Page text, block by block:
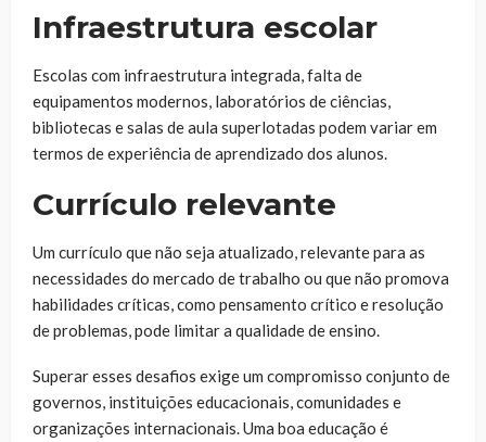
Infraestrutura escolar
Escolas com infraestrutura integrada, falta de
equipamentos modernos, laboratórios de ciências,
bibliotecas e salas de aula superlotadas podem variar em
termos de experiência de aprendizado dos alunos.
Currículo relevante
Um currículo que não seja atualizado, relevante para as
necessidades do mercado de trabalho ou que não promova
habilidades críticas, como pensamento crítico e resolução
de problemas, pode limitar a qualidade de ensino.
Superar esses desafios exige um compromisso conjunto de
governos, instituições educacionais, comunidades e
organizações internacionais. Uma boa educação é